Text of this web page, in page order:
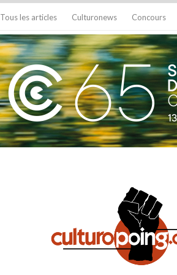
Tous les articles Culturonews Concours